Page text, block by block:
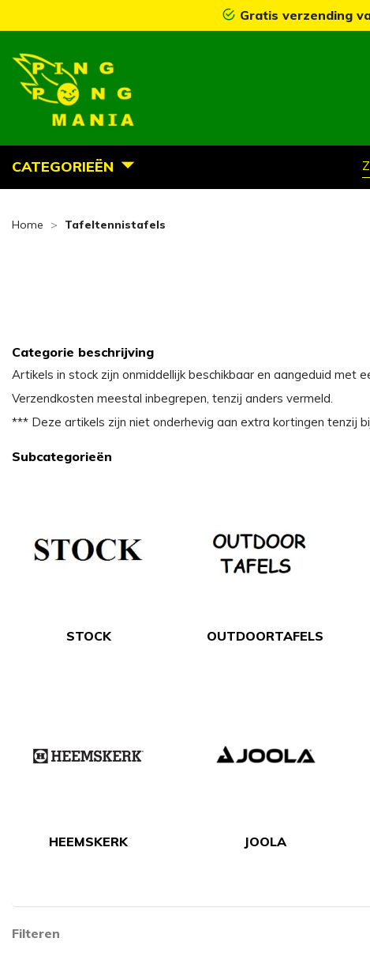
Gratis verzending
CATEGORIEËN
Home Tafeltennistafels
Categorie beschrijving
Artikels in stock zijn onmiddellijk beschikbaar en aangeduid met
Verzendkosten meestal inbegrepen, tenzij anders vermeld.
*** Deze artikels zijn niet onderhevig aan extra kortingen tenzij
Subcategorieën
STOCK OUTDOORTAFELS
HEEMSKERK JOOLA
Filteren